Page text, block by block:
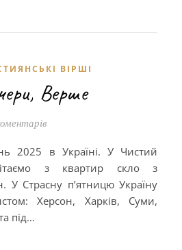
ВІРШІ
Верше
2025 в Україні. У Чистий
з квартир скло з
У Страсну п’ятницю Україну
Херсон, Харків, Суми,
під…